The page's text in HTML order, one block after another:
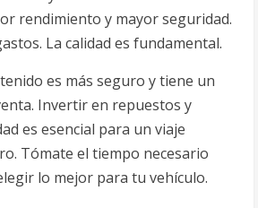
rendimiento y mayor seguridad.
La calidad es fundamental.
es más seguro y tiene un
Invertir en repuestos y
es esencial para un viaje
Tómate el tiempo necesario
lo mejor para tu vehículo.